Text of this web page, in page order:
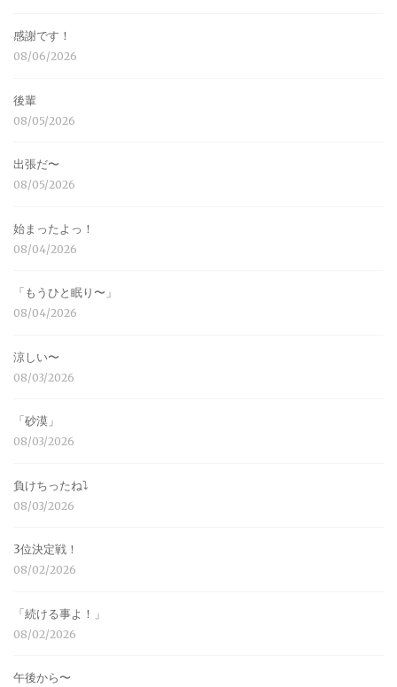
感謝です！
08/06/2026
後輩
08/05/2026
出張だ〜
08/05/2026
始まったよっ！
08/04/2026
「もうひと眠り〜」
08/04/2026
涼しい〜
08/03/2026
「砂漠」
08/03/2026
負けちったね⤵︎
08/03/2026
3位決定戦！
08/02/2026
「続ける事よ！」
08/02/2026
午後から〜